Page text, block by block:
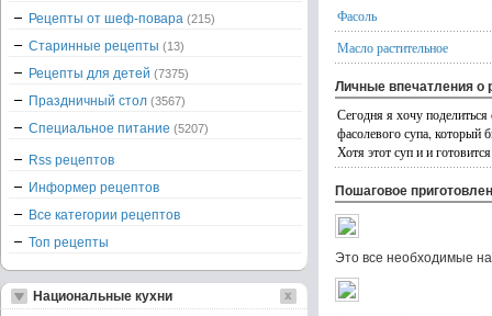
Фасоль
Масло растительное
Личные впечатления о
Сегодня я хочу
фасолевого супа, который
Хотя этот суп и и
Пошаговое
Это все необходимые
Рецепты от шеф-повара (215)
Старинные рецепты (13)
Рецепты для детей (7375)
Праздничный стол (3567)
Специальное питание (5207)
Rss рецептов
Информер рецептов
Все категории рецептов
Топ рецепты
Национальные кухни